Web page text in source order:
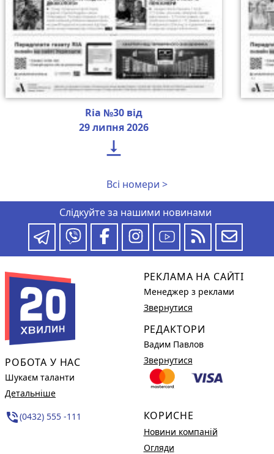
Ria №30 від
29 липня 2026

Всі номери >
Слідкуйте за нашими новинами
РОБОТА У НАС
Шукаєм таланти
Детальніше
phone_in_talk(0432) 555 -111
РЕКЛАМА НА САЙТІ
Менеджер з реклами
Звернутися
РЕДАКТОРИ
Вадим Павлов
Звернутися
КОРИСНЕ
Новини компаній
Огляди